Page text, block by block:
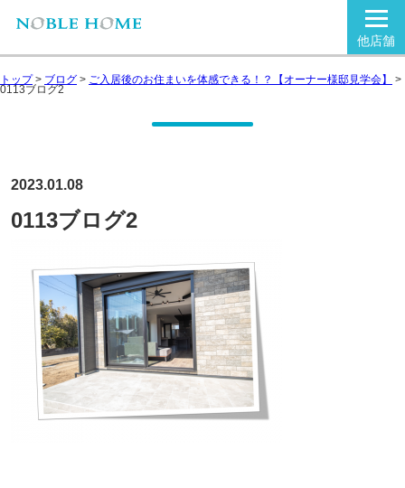
他店舗
トップ> ブログ > ご入居後のお住まいを体感できる！？【オーナー様邸見学会】 >
0113ブログ2
2023.01.08
0113ブログ2